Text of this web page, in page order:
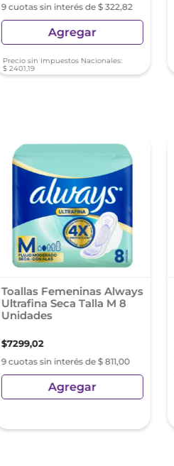
9 cuotas sin interés de $ 322,82
Agregar
Precio sin Impuestos Nacionales:
$ 2401,19
Toallas Femeninas Always
Ultrafina Seca Talla M 8
Unidades
$7299,02
9 cuotas sin interés de $ 811,00
Agregar